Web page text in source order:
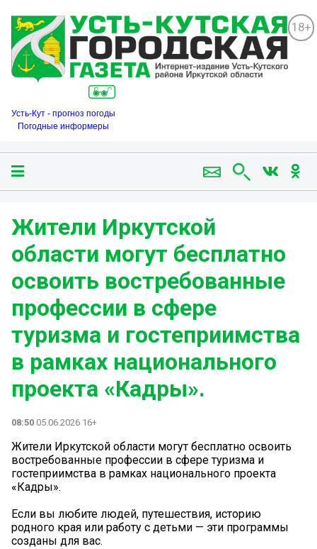
18+
Усть-Кут - прогноз погоды
Погодные информеры
Жители Иркутской
области могут бесплатно
освоить востребованные
профессии в сфере
туризма и гостеприимства
в рамках национального
проекта «Кадры».
08:50 05.06.2026 16+
Жители Иркутской области могут бесплатно освоить
востребованные профессии в сфере туризма и
гостеприимства в рамках национального проекта
«Кадры».
Если вы любите людей, путешествия, историю
родного края или работу с детьми — эти программы
созданы для вас.